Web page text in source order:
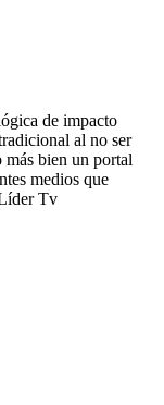
de impacto
al no ser
más bien un portal
medios que
Tv